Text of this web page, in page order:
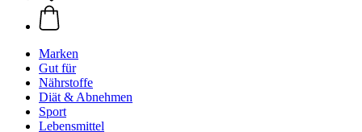
Marken
Gut für
Nährstoffe
Diät & Abnehmen
Sport
Lebensmittel